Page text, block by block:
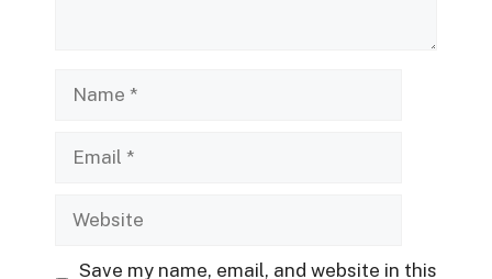
Website
Save my name, email, and website in this